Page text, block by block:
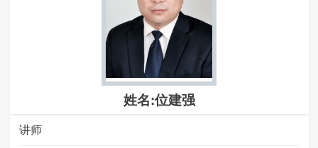
姓名:位建强
讲师